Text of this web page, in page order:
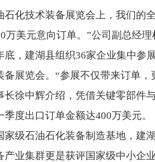
石化技术装备展览会上，我们的
万美元意向订单。”公司副总经
底，建湖县组织36家企业集中参
备展览会。“参展不仅带来订单
长徐中辉介绍，凭借关键零部件
季度出口订单金额达400万美元。
家级石油石化装备制造基地，建
产业集群更是获评国家级中小企